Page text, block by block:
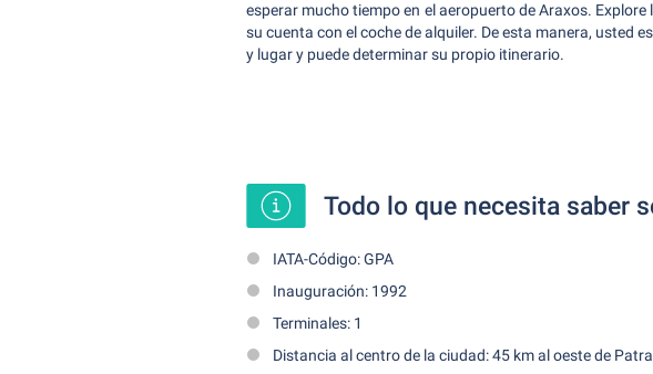
esperar mucho tiempo en el aeropuerto de Araxos. Explore
su cuenta con el coche de alquiler. De esta manera, usted
y lugar y puede determinar su propio itinerario.
Todo lo que necesita saber
IATA-Código: GPA
Inauguración: 1992
Terminales: 1
Distancia al centro de la ciudad: 45 km al oeste de